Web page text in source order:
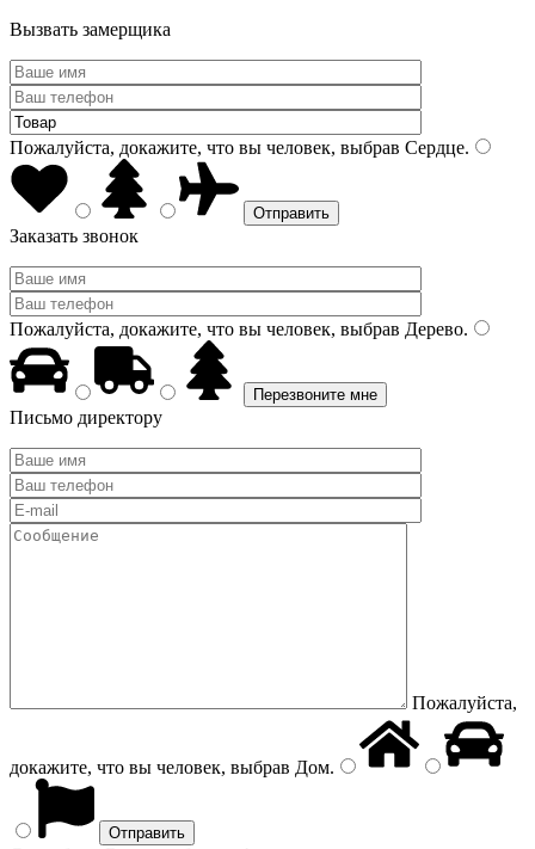
Вызвать замерщика
Пожалуйста, докажите, что вы человек, выбрав Сердце.
Заказать звонок
Пожалуйста, докажите, что вы человек, выбрав Дерево.
Письмо директору
Пожалуйста,
докажите, что вы человек, выбрав Дом.